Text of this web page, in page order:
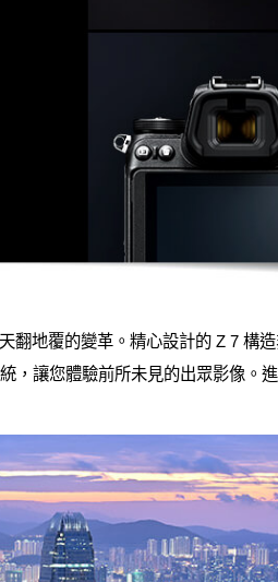
翻地覆的變革。精心設計的 Z 7 構
，讓您體驗前所未見的出眾影像。